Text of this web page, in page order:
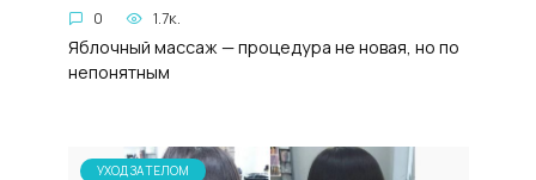
0 1.7к.
Яблочный массаж — процедура не новая, но по
непонятным
УХОД ЗА ТЕЛОМ